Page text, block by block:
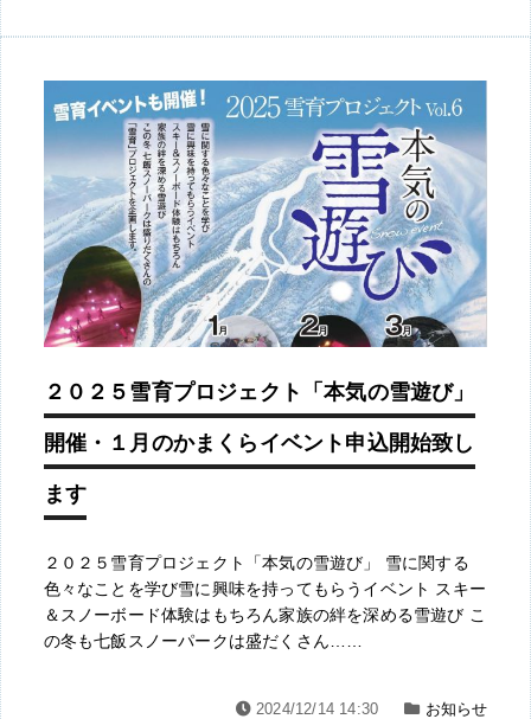
２０２５雪育プロジェクト「本気の雪遊び」
開催・１月のかまくらイベント申込開始致し
ます
２０２５雪育プロジェクト「本気の雪遊び」 雪に関する
色々なことを学び雪に興味を持ってもらうイベント スキー
＆スノーボード体験はもちろん家族の絆を深める雪遊び こ
の冬も七飯スノーパークは盛だくさん……
2024/12/14 14:30 お知らせ